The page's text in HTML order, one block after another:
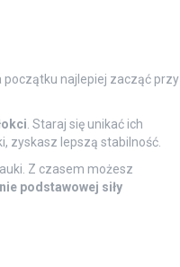
początku najlepiej zacząć przy
. Staraj się unikać ich
zyskasz lepszą stabilność.
Z czasem możesz
podstawowej siły